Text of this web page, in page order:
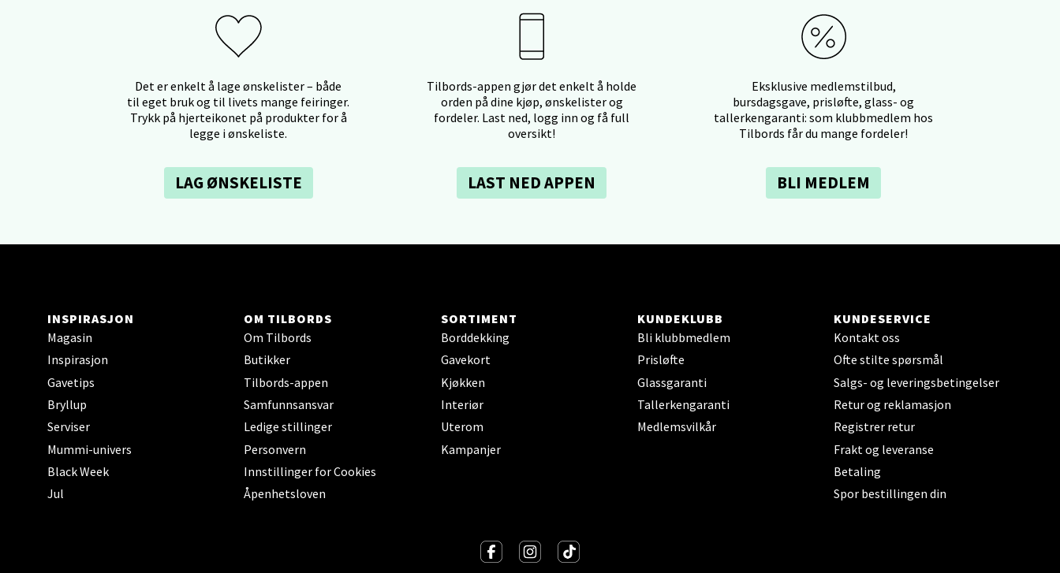
Det er enkelt å lage ønskelister – både
til eget bruk og til livets mange feiringer.
Trykk på hjerteikonet på produkter for å
legge i ønskeliste.
LAG ØNSKELISTE
Tilbords-appen gjør det enkelt å holde
orden på dine kjøp, ønskelister og
fordeler. Last ned, logg inn og få full
oversikt!
LAST NED APPEN
Eksklusive medlemstilbud,
bursdagsgave, prisløfte, glass- og
tallerkengaranti: som klubbmedlem hos
Tilbords får du mange fordeler!
BLI MEDLEM
INSPIRASJON
Magasin
Inspirasjon
Gavetips
Bryllup
Serviser
Mummi-univers
Black Week
Jul
OM TILBORDS
Om Tilbords
Butikker
Tilbords-appen
Samfunnsansvar
Ledige stillinger
Personvern
Innstillinger for Cookies
Åpenhetsloven
SORTIMENT
Borddekking
Gavekort
Kjøkken
Interiør
Uterom
Kampanjer
KUNDEKLUBB
Bli klubbmedlem
Prisløfte
Glassgaranti
Tallerkengaranti
Medlemsvilkår
KUNDESERVICE
Kontakt oss
Ofte stilte spørsmål
Salgs- og leveringsbetingelser
Retur og reklamasjon
Registrer retur
Frakt og leveranse
Betaling
Spor bestillingen din
Bergen - Thon Senter Lagunen
Laguneveien 1, 5239 Bergen
Åpent i dag 10-21
Velg
Kristiansand - Markens
Åpent i dag 09-18
Oslo - Linderud
Erich Mogensøns vei 38, 0594 Oslo
Åpent i dag 10-21
Velg
Bryne/Jæren - M44
Jupiterveien 2, 4340 Bryne